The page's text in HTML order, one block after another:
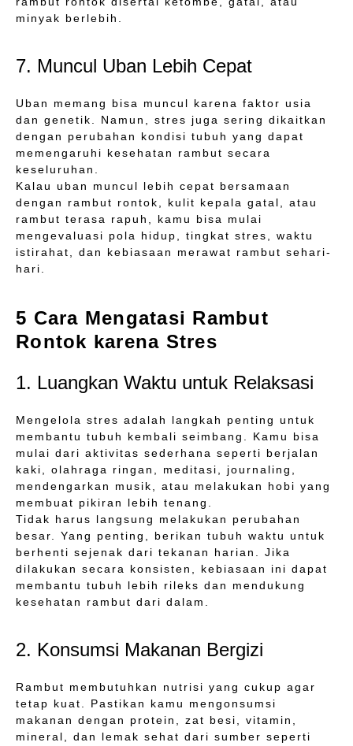
minyak berlebih.
7. Muncul Uban Lebih Cepat
Uban memang bisa muncul karena faktor usia
dan genetik. Namun, stres juga sering dikaitkan
dengan perubahan kondisi tubuh yang dapat
memengaruhi kesehatan rambut secara
keseluruhan.
Kalau uban muncul lebih cepat bersamaan
dengan rambut rontok, kulit kepala gatal, atau
rambut terasa rapuh, kamu bisa mulai
mengevaluasi pola hidup, tingkat stres, waktu
istirahat, dan kebiasaan merawat rambut sehari-
hari.
5 Cara Mengatasi Rambut
Rontok karena Stres
1. Luangkan Waktu untuk Relaksasi
Mengelola stres adalah langkah penting untuk
membantu tubuh kembali seimbang. Kamu bisa
mulai dari aktivitas sederhana seperti berjalan
kaki, olahraga ringan, meditasi, journaling,
mendengarkan musik, atau melakukan hobi yang
membuat pikiran lebih tenang.
Tidak harus langsung melakukan perubahan
besar. Yang penting, berikan tubuh waktu untuk
berhenti sejenak dari tekanan harian. Jika
dilakukan secara konsisten, kebiasaan ini dapat
membantu tubuh lebih rileks dan mendukung
kesehatan rambut dari dalam.
2. Konsumsi Makanan Bergizi
Rambut membutuhkan nutrisi yang cukup agar
tetap kuat. Pastikan kamu mengonsumsi
makanan dengan protein, zat besi, vitamin,
mineral, dan lemak sehat dari sumber seperti